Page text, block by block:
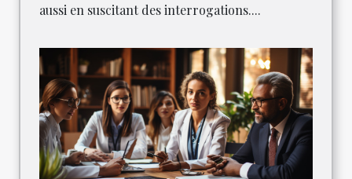
aussi en suscitant des interrogations....